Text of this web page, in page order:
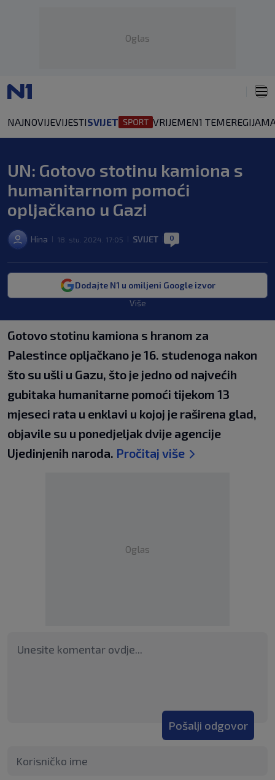
Oglas
NAJNOVIJEVIJESTISVIJET VRIJEMEN1 TEMEREGIJA
UN: Gotovo stotinu kamiona s
humanitarnom pomoći
opljačkano u Gazi
Hina 18. stu. 2024. 17:05 SVIJET 0
Dodajte N1 u omiljeni Google izvor
Više
Gotovo stotinu kamiona s hranom za
Palestince opljačkano je 16. studenoga nakon
što su ušli u Gazu, što je jedno od najvećih
gubitaka humanitarne pomoći tijekom 13
mjeseci rata u enklavi u kojoj je raširena glad,
objavile su u ponedjeljak dvije agencije
Ujedinjenih naroda. Pročitaj više
Oglas
Pošalji odgovor